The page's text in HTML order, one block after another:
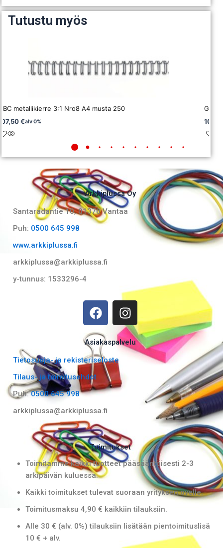
Tutustu myös
metallikierre 3:1 Nro8 A4 musta 250
€alv 0%
GBC
Arkkiplussa Oy
Santaradantie 10, 01370 Vantaa​
Puh: 0500 645 998
www.arkkiplussa.fi
arkkiplussa@arkkiplussa.fi
y-tunnus: 1533296-4
F
a
c
e
b
o
o
k
I
n
s
t
a
Asiakaspalvelu
Tietosuoja- ja rekisteriseloste
Tilaus- ja toimitusehdot
Puh:0500 645 998
arkkiplussa@arkkiplussa.fi
Toimitukset
Toimitamme kaikki tuotteet pääsääntöisesti 2-3
arkipäivän kuluessa.
Kaikki toimitukset tulevat suoraan yrityksen ovelle.
Toimitusmaksu 4,90 € kaikkiin tilauksiin.
Alle 30 € (alv. 0%) tilauksiin lisätään pientoimituslisä
10 € + alv.